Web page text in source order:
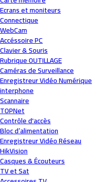
Ecrans et moniteurs
Connectique
WebCam
Accéssoire PC
Clavier & Souris
Rubrique OUTILLAGE
Caméras de Surveillance
Enregistreur Vidéo Numérique
interphone
Scannaire
TOPNet
Contrôle d'accès
Bloc d’alimentation
Enregistreur Vidéo Réseau
HikVision
Casques & Écouteurs
TV et Sat